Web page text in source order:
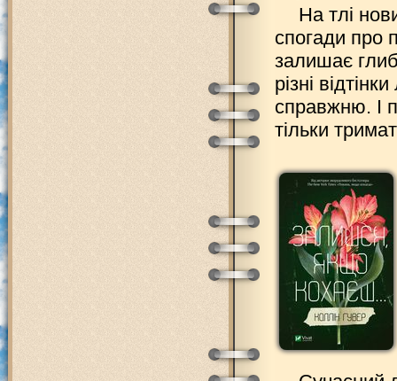
На тлі
спогади про
залишає
різні
справжню. І
тільки